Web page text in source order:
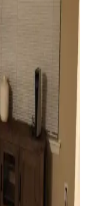
mevcut pencere
önemlidir.
estetik ve
Çubuğu